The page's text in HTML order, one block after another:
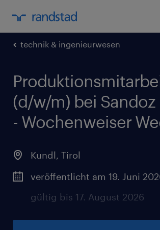
technik & ingenieurwesen
(d/w/m) bei Sandoz
- Wochenweiser
Kundl, Tirol
veröffentlicht am 19. Juni
gültig bis 17. August 2026